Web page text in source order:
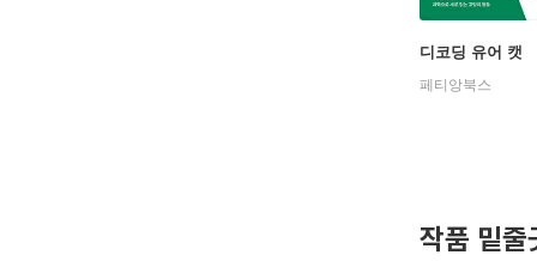
디코딩 유어 캣
페티앙북스
작품 밑줄